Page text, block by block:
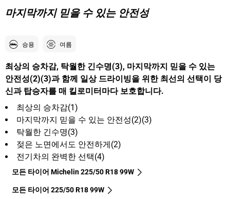
마지막까지 믿을 수 있는 안전성
승용 여름
최상의 승차감, 탁월한 긴수명(3), 마지막까지 믿을 수 있는
안전성(2)(3)과 함께 일상 드라이빙을 위한 최선의 선택이 당
신과 탑승자를 매 킬로미터마다 보호합니다.
최상의 승차감(1)
마지막까지 믿을 수 있는 안전성(2)(3)
탁월한 긴수명(3)
젖은 노면에서도 안전하게(2)
전기차의 완벽한 선택(4)
모든 타이어 Michelin 225/50 R18 99W
모든 타이어‎ 225/50 R18 99W